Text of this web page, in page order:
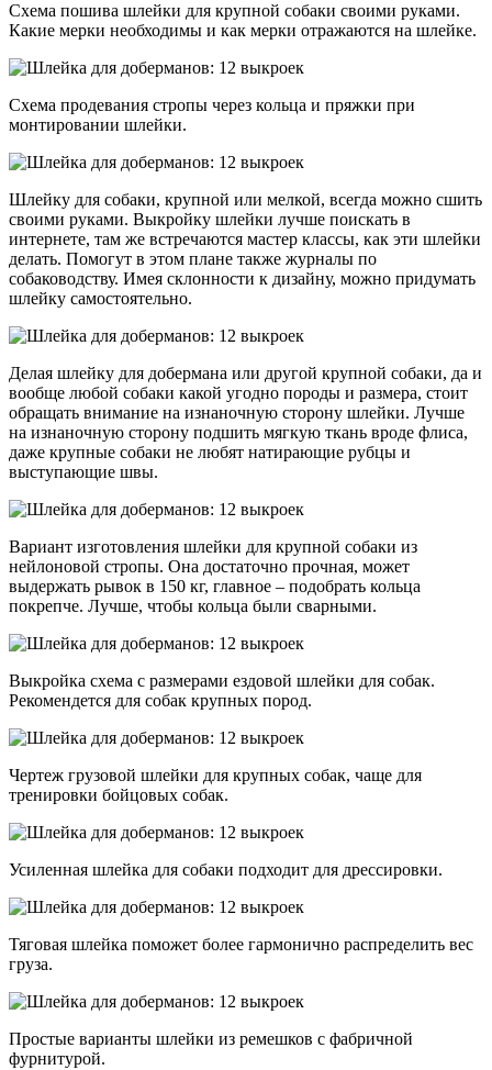
Схема пошива шлейки для крупной собаки своими руками.
Какие мерки необходимы и как мерки отражаются на шлейке.
Схема продевания стропы через кольца и пряжки при
монтировании шлейки.
Шлейку для собаки, крупной или мелкой, всегда можно сшить
своими руками. Выкройку шлейки лучше поискать в
интернете, там же встречаются мастер классы, как эти шлейки
делать. Помогут в этом плане также журналы по
собаководству. Имея склонности к дизайну, можно придумать
шлейку самостоятельно.
Делая шлейку для добермана или другой крупной собаки, да и
вообще любой собаки какой угодно породы и размера, стоит
обращать внимание на изнаночную сторону шлейки. Лучше
на изнаночную сторону подшить мягкую ткань вроде флиса,
даже крупные собаки не любят натирающие рубцы и
выступающие швы.
Вариант изготовления шлейки для крупной собаки из
нейлоновой стропы. Она достаточно прочная, может
выдержать рывок в 150 кг, главное – подобрать кольца
покрепче. Лучше, чтобы кольца были сварными.
Выкройка схема с размерами ездовой шлейки для собак.
Рекомендется для собак крупных пород.
Чертеж грузовой шлейки для крупных собак, чаще для
тренировки бойцовых собак.
Усиленная шлейка для собаки подходит для дрессировки.
Тяговая шлейка поможет более гармонично распределить вес
груза.
Простые варианты шлейки из ремешков с фабричной
фурнитурой.